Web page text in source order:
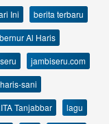
Ini
berita terbaru
Al Haris
jambiseru.com
sani
Tanjabbar
lagu